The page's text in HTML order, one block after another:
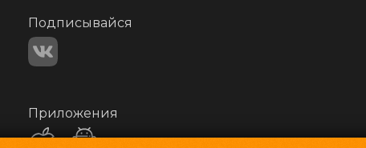
Подписывайся
Приложения